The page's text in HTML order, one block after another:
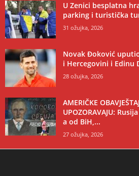
U Zenici besplatna
parking i turistička
31 ožujka, 2026
Novak Đoković
i Hercegovini i Edinu
28 ožujka, 2026
AMERIČKE
UPOZORAVAJU:
a od BiH,...
27 ožujka, 2026